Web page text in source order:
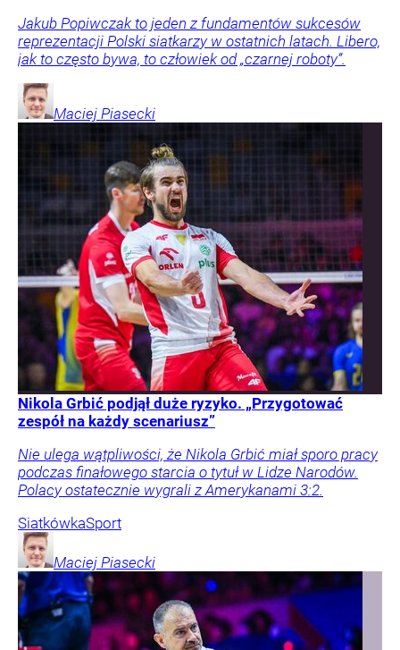
Jakub Popiwczak to jeden z fundamentów sukcesów
reprezentacji Polski siatkarzy w ostatnich latach. Libero,
jak to często bywa, to człowiek od „czarnej roboty”.
Maciej Piasecki
Nikola Grbić podjął duże ryzyko. „Przygotować
zespół na każdy scenariusz”
Nie ulega wątpliwości, że Nikola Grbić miał sporo pracy
podczas finałowego starcia o tytuł w Lidze Narodów.
Polacy ostatecznie wygrali z Amerykanami 3:2.
SiatkówkaSport
Maciej Piasecki